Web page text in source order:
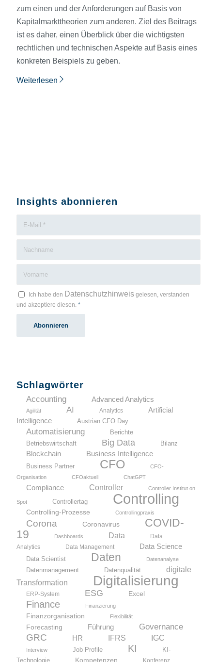
zum einen und der Anforderungen auf Basis von
Kapitalmarkttheorien zum anderen. Ziel des Beitrags
ist es daher, einen Überblick über die wichtigsten
rechtlichen und technischen Aspekte auf Basis eines
konkreten Beispiels zu geben.
Weiterlesen
Insights abonnieren
Ich habe den Datenschutzhinweisgelesen, verstanden
und akzeptiere diesen. *
Schlagwörter
Accounting Advanced Analytics
Agilität AI Analytics
Artificial
Intelligence
Austrian CFO Day
Automatisierung
Berichte
Betriebswirtschaft
Big Data Bilanz
Blockchain Business Intelligence
Business Partner CFO
CFO-
Organisation
CFOaktuell ChatGPT
Compliance Controller Controller Institut on
Spot Controllertag Controlling
Controlling-Prozesse Controllingpraxis
Corona Coronavirus
COVID-
19
Dashboards Data
Data
Analytics
Data Management Data Science
Data Scientist Daten Datenanalyse
Datenmanagement Datenqualität
digitale
Transformation
Digitalisierung
ERP-System ESG Excel
Finance Finanzierung
Finanzorganisation Flexibilität
Forecasting Führung Governance
GRC HR IFRS IGC
Interview Job Profile KI
KI-
Technologie
Kompetenzen Konferenz